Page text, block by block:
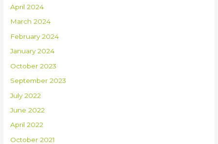
April 2024
March 2024
February 2024
January 2024
October 2023
September 2023
July 2022
June 2022
April 2022
October 2021